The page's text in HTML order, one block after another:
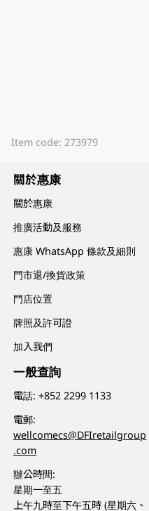
Item code: 273979
關於惠康
關於惠康
推廣活動及服務
惠康 WhatsApp 條款及細則
門市退/換貨政策
門店位置
牌照及許可證
加入我們
一般查詢
電話:+852 2299 1133
電郵:
wellcomecs@DFIretailgroup
.com
辦公時間:
星期一至五
上午九時至下午五時 (星期六、